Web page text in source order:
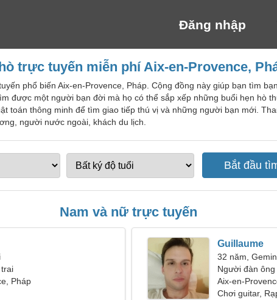
Đăng nhập
trực tuyến miễn phí Aix-en-Provence,
phổ biến Aix-en-Provence, Pháp. Cộng đồng này giúp bạn tìm
được một người bạn đời mà họ có thể sắp xếp những buổi hẹn hò
toán thông minh để tìm giao tiếp thú vị và những người bạn mới.
người nước ngoài, khách du lịch.
Nam và nữ trực tuyến
Pháp
Guillaume
32 năm,
Người đàn
Aix-en-
Chơi guitar,